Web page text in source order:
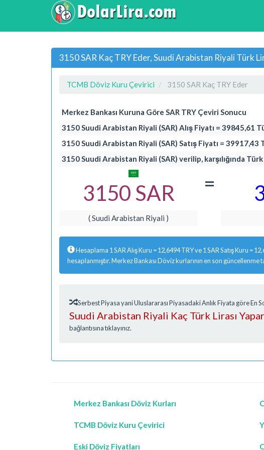
3150 SAR Kaç TRY Eder, Suudi Arabistan Riyali Türk
TCMB Döviz Kuru Çevirici 3150 SAR Kaç TRY Eder
Merkez Bankası Kuruna Göre SAR TRY Çeviri Sonucu
3150 Suudi Arabistan Riyali (SAR) Alış Fiyatı = 39845,61
3150 Suudi Arabistan Riyali (SAR) Satış Fiyatı = 39917,43
3150 Suudi Arabistan Riyali (SAR) verilip, karşılığında Türk
3150 SAR =
( Suudi Arabistan Riyali )
Hesaplama 1 SAR Alış Kuru = 12,6494 TRY ve 1 SAR Satış Kuru =
hesaplanmıştır. Merkez Bankası Döviz kurlarının en son
Serbest Piyasa yani Uluslararası Piyasadaki Anlık Fiyata göre En
Suudi Arabistan Riyali Kaç Türk Lirası
bağlantısına tıklayınız.
Merkez Bankası Döviz Kurları
TCMB Döviz Kuru Çevirici
Eski Döviz Fiyatları